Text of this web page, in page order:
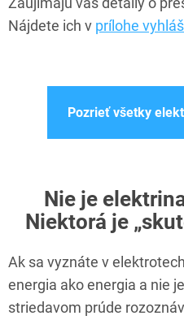
Nájdete ich v prílohe
Pozrieť všetky
Nie je
Niektorá je
Ak sa vyznáte v
energia ako energia a nie
striedavom prúde